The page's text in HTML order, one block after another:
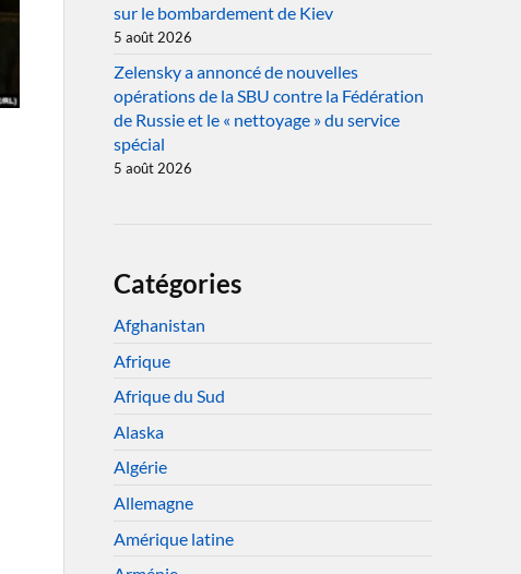
sur le bombardement de Kiev
5 août 2026
Zelensky a annoncé de nouvelles
opérations de la SBU contre la Fédération
de Russie et le « nettoyage » du service
spécial
5 août 2026
Catégories
Afghanistan
Afrique
Afrique du Sud
Alaska
Algérie
Allemagne
Amérique latine